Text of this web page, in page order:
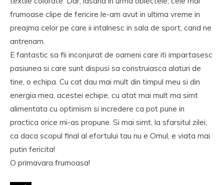
frumoase clipe de fericire le-am avut in ultima vreme in
preajma celor pe care ii intalnesc in sala de sport, cand ne
antrenam.
E fantastic sa fii inconjurat de oameni care iti impartasesc
pasiunea si care sunt dispusi sa construiasca alaturi de
tine, o echipa. Cu cat dau mai mult din timpul meu si din
energia mea, acestei echipe, cu atat mai mult ma simt
alimentata cu optimism si incredere ca pot pune in
practica orice mi-as propune. Si mai simt, la sfarsitul zilei,
ca daca scopul final al efortului tau nu e Omul, e viata mai
putin fericita!
O primavara frumoasa!